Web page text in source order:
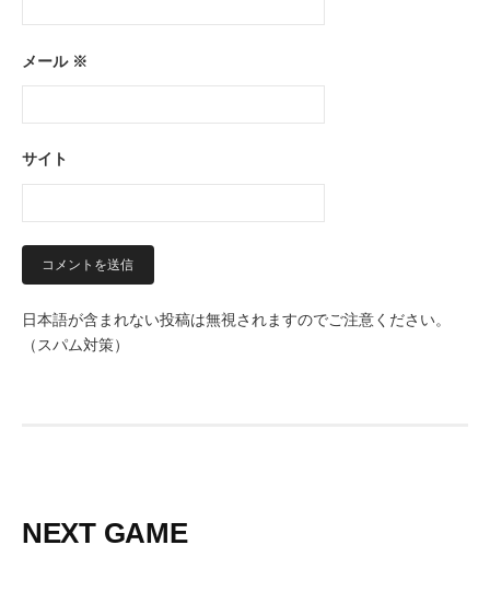
メール ※
サイト
日本語が含まれない投稿は無視されますのでご注意ください。
（スパム対策）
NEXT GAME